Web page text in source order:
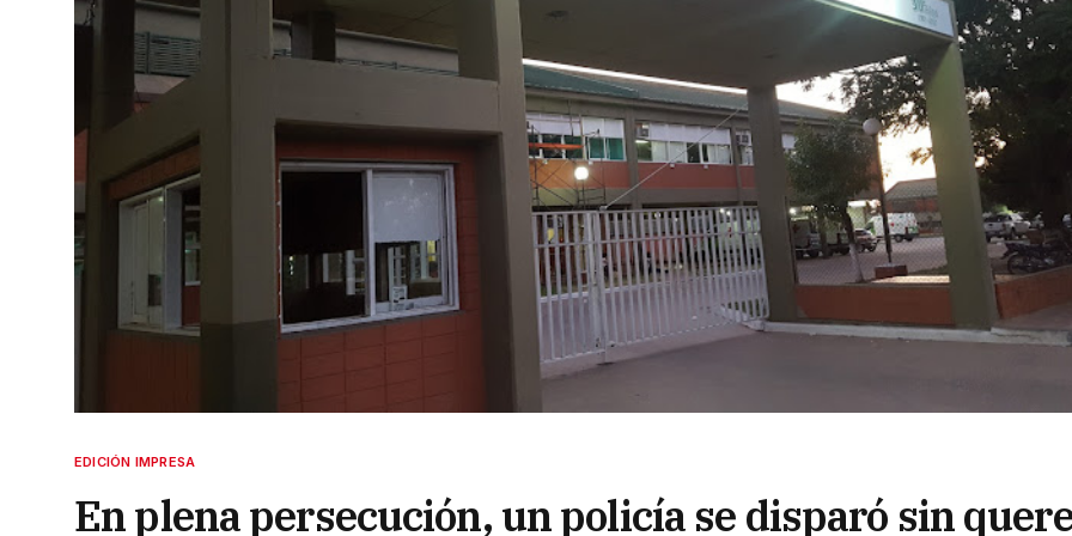
EDICIÓN IMPRESA
En plena persecución, un policía se disparó sin